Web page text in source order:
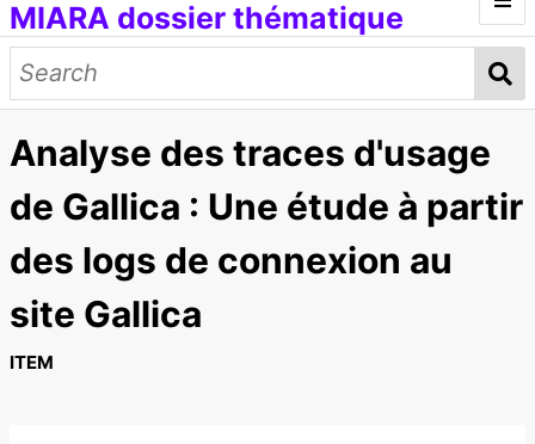
MIARA dossier thématique
Introduction
Œuvres et documents
Modèles d'IA
Données d'entraînement
Concepts
Petit lexique
[ITMAI] Journée d'étude et ateliers
Analyse des traces d'usage
de Gallica : Une étude à partir
des logs de connexion au
site Gallica
ITEM